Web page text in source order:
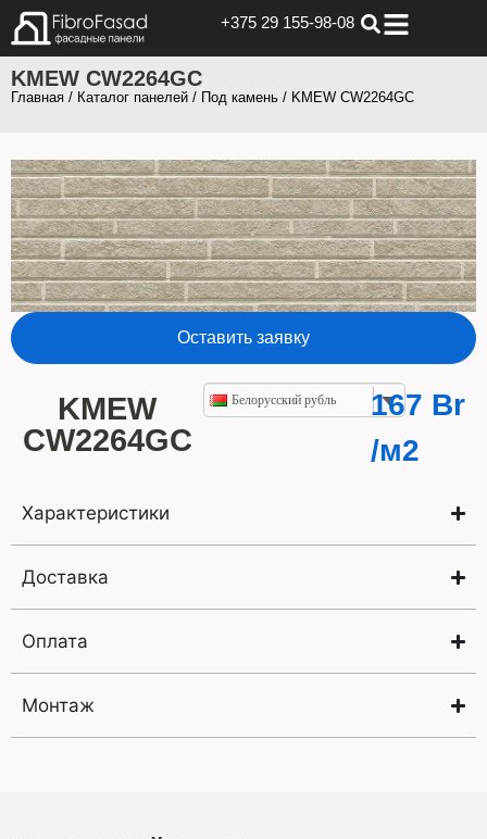
+375 29 155-98-08
KMEW CW2264GC
Главная / Каталог панелей / Под камень / KMEW CW2264GC
Оставить заявку
KMEW
CW2264GC
Белорусский рубль 167 Br
/м2
Характеристики
Доставка
Оплата
Монтаж